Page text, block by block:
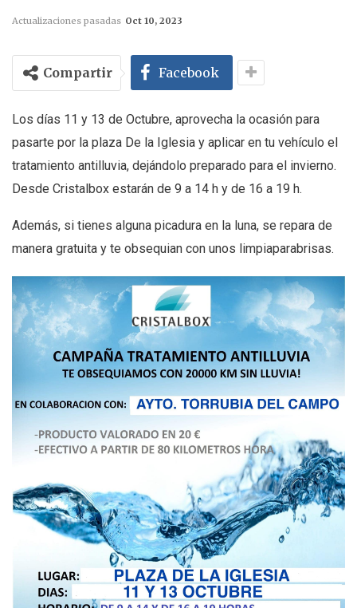
Actualizaciones pasadas Oct 10, 2023
Compartir Facebook
Los días 11 y 13 de Octubre, aprovecha la ocasión para
pasarte por la plaza De la Iglesia y aplicar en tu vehículo el
tratamiento antilluvia, dejándolo preparado para el invierno.
Desde Cristalbox estarán de 9 a 14 h y de 16 a 19 h.
Además, si tienes alguna picadura en la luna, se repara de
manera gratuita y te obsequian con unos limpiaparabrisas.